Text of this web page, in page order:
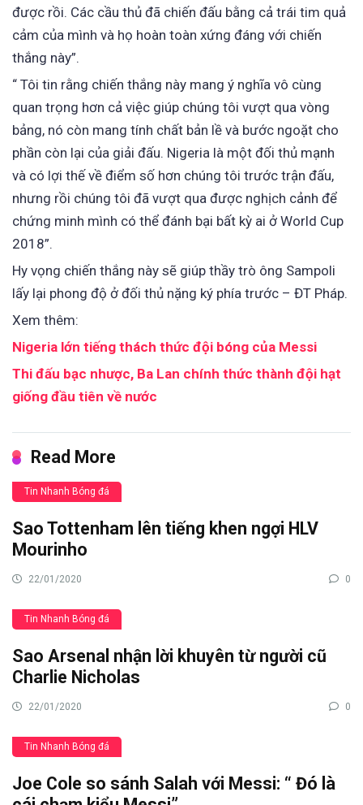
được rồi. Các cầu thủ đã chiến đấu bằng cả trái tim quả
cảm của mình và họ hoàn toàn xứng đáng với chiến
thắng này”.
“ Tôi tin rằng chiến thắng này mang ý nghĩa vô cùng
quan trọng hơn cả việc giúp chúng tôi vượt qua vòng
bảng, nó còn mang tính chất bản lề và bước ngoặt cho
phần còn lại của giải đấu. Nigeria là một đối thủ mạnh
và có lợi thế về điểm số hơn chúng tôi trước trận đấu,
nhưng rồi chúng tôi đã vượt qua được nghịch cảnh để
chứng minh mình có thể đánh bại bất kỳ ai ở World Cup
2018”.
Hy vọng chiến thắng này sẽ giúp thầy trò ông Sampoli
lấy lại phong độ ở đối thủ nặng ký phía trước – ĐT Pháp.
Xem thêm:
Nigeria lớn tiếng thách thức đội bóng của Messi
Thi đấu bạc nhược, Ba Lan chính thức thành đội hạt
giống đầu tiên về nước
Read More
Tin Nhanh Bóng đá
Sao Tottenham lên tiếng khen ngợi HLV
Mourinho
22/01/2020 0
Tin Nhanh Bóng đá
Sao Arsenal nhận lời khuyên từ người cũ
Charlie Nicholas
22/01/2020 0
Tin Nhanh Bóng đá
Joe Cole so sánh Salah với Messi: “ Đó là